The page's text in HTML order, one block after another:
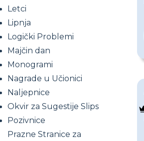
Letci
Lipnja
Logički Problemi
Majčin dan
Monogrami
Nagrade u Učionici
Naljepnice
Okvir za Sugestije Slips
Pozivnice
Prazne Stranice za